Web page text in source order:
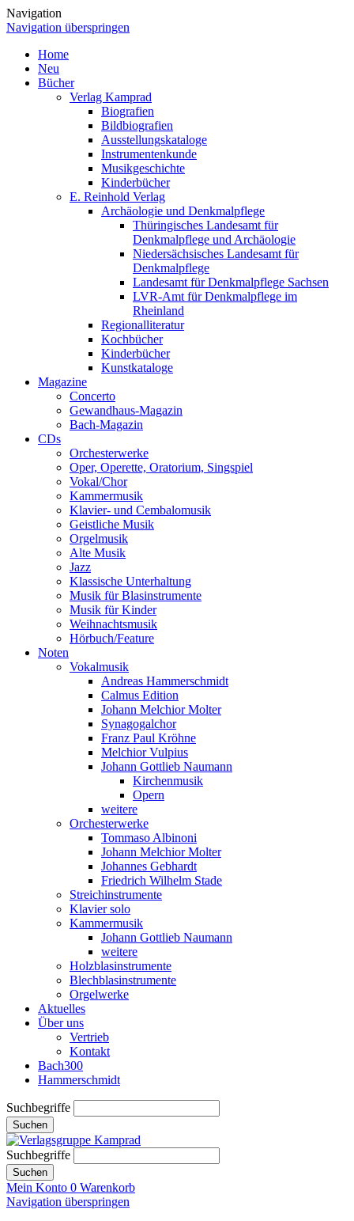
Navigation
Navigation überspringen
Home
Neu
Bücher
Verlag Kamprad
Biografien
Bildbiografien
Ausstellungskataloge
Instrumentenkunde
Musikgeschichte
Kinderbücher
E. Reinhold Verlag
Archäologie und Denkmalpflege
Thüringisches Landesamt für
Denkmalpflege und Archäologie
Niedersächsisches Landesamt für
Denkmalpflege
Landesamt für Denkmalpflege Sachsen
LVR-Amt für Denkmalpflege im
Rheinland
Regionalliteratur
Kochbücher
Kinderbücher
Kunstkataloge
Magazine
Concerto
Gewandhaus-Magazin
Bach-Magazin
CDs
Orchesterwerke
Oper, Operette, Oratorium, Singspiel
Vokal/Chor
Kammermusik
Klavier- und Cembalomusik
Geistliche Musik
Orgelmusik
Alte Musik
Jazz
Klassische Unterhaltung
Musik für Blasinstrumente
Musik für Kinder
Weihnachtsmusik
Hörbuch/Feature
Noten
Vokalmusik
Andreas Hammerschmidt
Calmus Edition
Johann Melchior Molter
Synagogalchor
Franz Paul Kröhne
Melchior Vulpius
Johann Gottlieb Naumann
Kirchenmusik
Opern
weitere
Orchesterwerke
Tommaso Albinoni
Johann Melchior Molter
Johannes Gebhardt
Friedrich Wilhelm Stade
Streichinstrumente
Klavier solo
Kammermusik
Johann Gottlieb Naumann
weitere
Holzblasinstrumente
Blechblasinstrumente
Orgelwerke
Aktuelles
Über uns
Vertrieb
Kontakt
Bach300
Hammerschmidt
Suchbegriffe
Suchen
Suchbegriffe
Suchen
Mein Konto 0 Warenkorb
Navigation überspringen